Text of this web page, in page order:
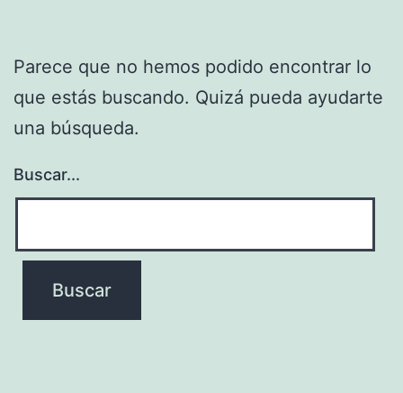
Parece que no hemos podido encontrar lo
que estás buscando. Quizá pueda ayudarte
una búsqueda.
Buscar...